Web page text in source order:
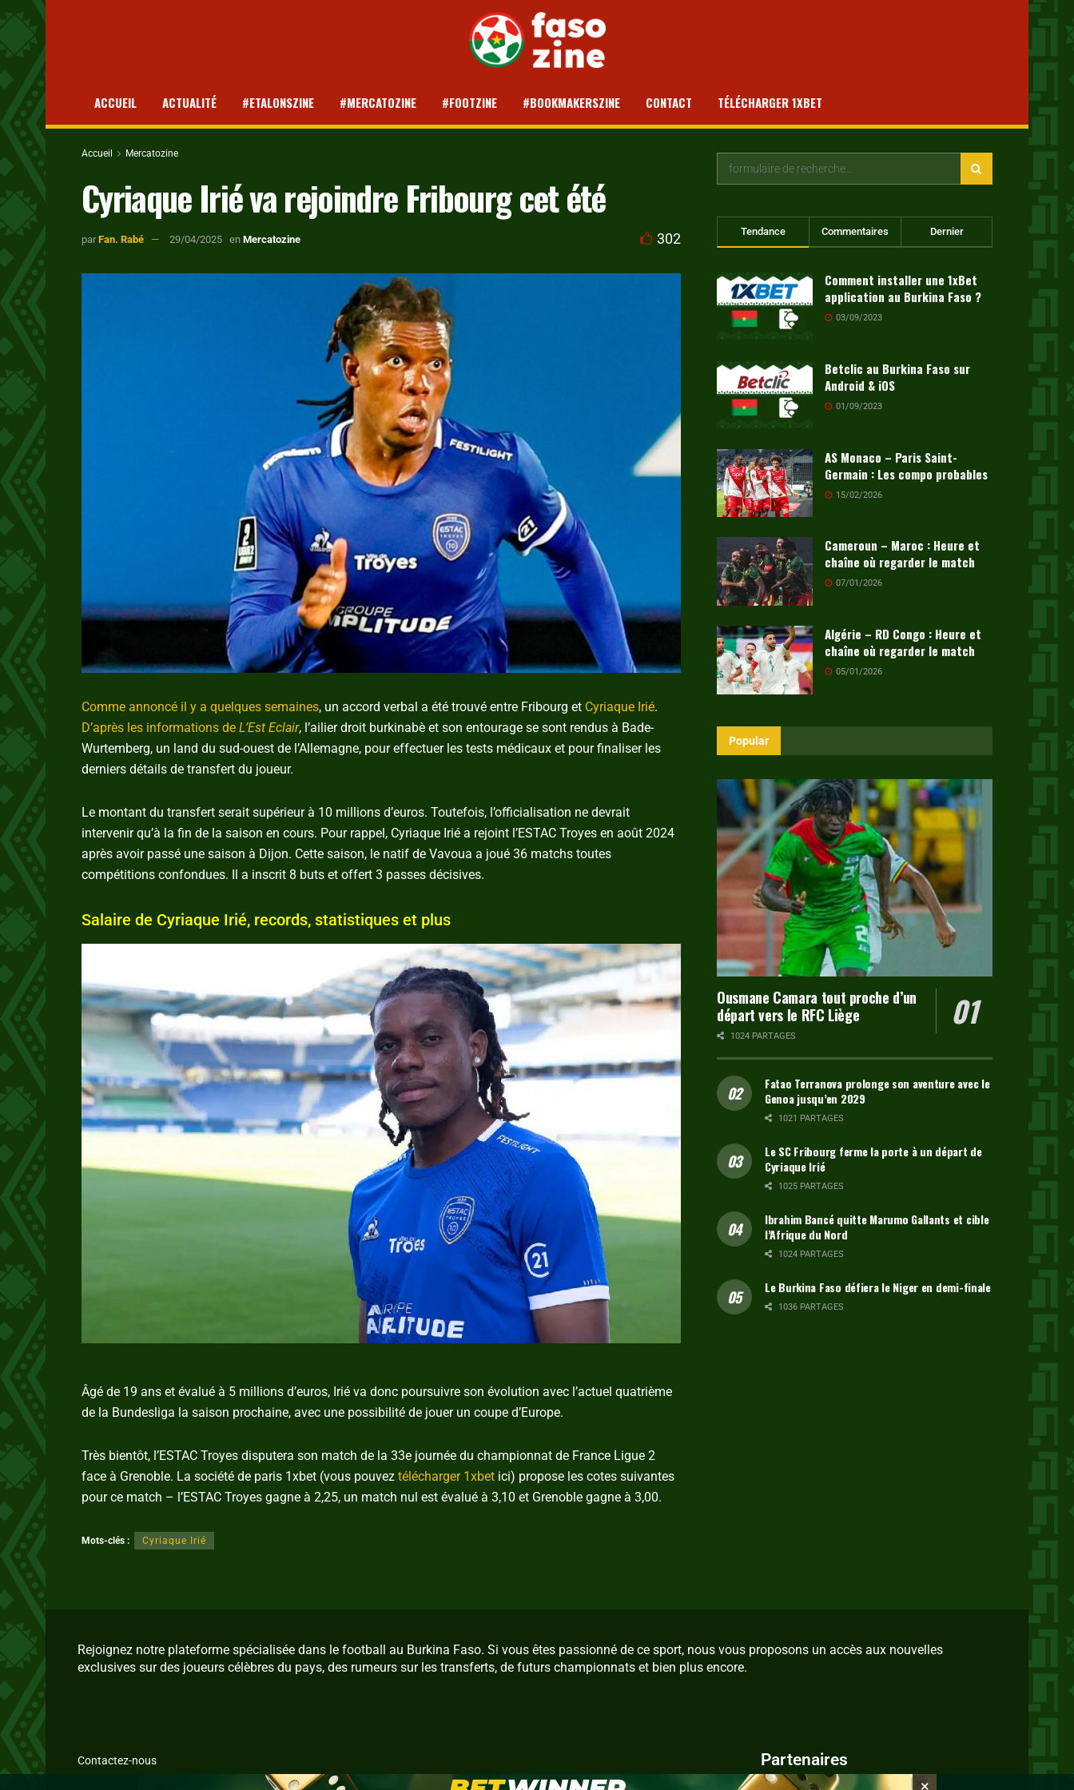
ACCUEIL ACTUALITÉ #ETALONSZINE #MERCATOZINE #FOOTZINE #BOOKMAKERSZINE CONTACT TÉLÉCHARGER 1XBET
Accueil Mercatozine
Cyriaque Irié va rejoindre Fribourg cet été
par Fan. Rabé 29/04/2025 en Mercatozine 302
Comme annoncé il y a quelques semaines, un accord verbal a été trouvé entre Fribourg et Cyriaque Irié.
D’après les informations de L’Est Eclair, l’ailier droit burkinabè et son entourage se sont rendus à Bade-
Wurtemberg, un land du sud-ouest de l’Allemagne, pour effectuer les tests médicaux et pour finaliser les
derniers détails de transfert du joueur.
Le montant du transfert serait supérieur à 10 millions d’euros. Toutefois, l’officialisation ne devrait
intervenir qu’à la fin de la saison en cours. Pour rappel, Cyriaque Irié a rejoint l’ESTAC Troyes en août 2024
après avoir passé une saison à Dijon. Cette saison, le natif de Vavoua a joué 36 matchs toutes
compétitions confondues. Il a inscrit 8 buts et offert 3 passes décisives.
Salaire de Cyriaque Irié, records, statistiques et plus
Âgé de 19 ans et évalué à 5 millions d’euros, Irié va donc poursuivre son évolution avec l’actuel quatrième
de la Bundesliga la saison prochaine, avec une possibilité de jouer un coupe d’Europe.
Très bientôt, l’ESTAC Troyes disputera son match de la 33e journée du championnat de France Ligue 2
face à Grenoble. La société de paris 1xbet (vous pouvez télécharger 1xbet ici) propose les cotes suivantes
pour ce match – l’ESTAC Troyes gagne à 2,25, un match nul est évalué à 3,10 et Grenoble gagne à 3,00.
Mots-clés : Cyriaque Irié
Tendance Commentaires Dernier
Comment installer une 1xBet
application au Burkina Faso ?
03/09/2023
Betclic au Burkina Faso sur
Android & iOS
01/09/2023
AS Monaco – Paris Saint-
Germain : Les compo probables
15/02/2026
Cameroun – Maroc : Heure et
chaîne où regarder le match
07/01/2026
Algérie – RD Congo : Heure et
chaîne où regarder le match
05/01/2026
Popular
Ousmane Camara tout proche d’un
départ vers le RFC Liège
1024 PARTAGES
Fatao Terranova prolonge son aventure avec le
Genoa jusqu’en 2029
1021 PARTAGES
Le SC Fribourg ferme la porte à un départ de
Cyriaque Irié
1025 PARTAGES
Ibrahim Bancé quitte Marumo Gallants et cible
l’Afrique du Nord
1024 PARTAGES
Le Burkina Faso défiera le Niger en demi-finale
1036 PARTAGES
Rejoignez notre plateforme spécialisée dans le football au Burkina Faso. Si vous êtes passionné de ce sport, nous vous proposons un accès aux nouvelles
exclusives sur des joueurs célèbres du pays, des rumeurs sur les transferts, de futurs championnats et bien plus encore.
Contactez-nous Partenaires
×